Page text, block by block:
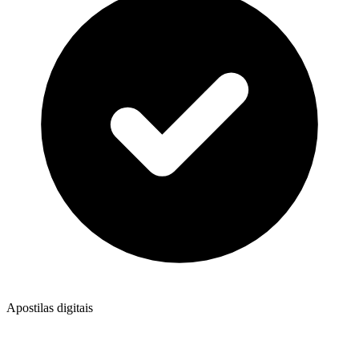
Apostilas digitais